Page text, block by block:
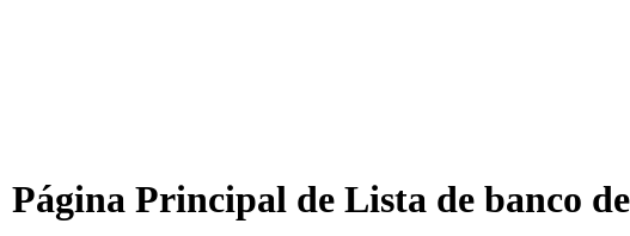
Página Principal de Lista de banco